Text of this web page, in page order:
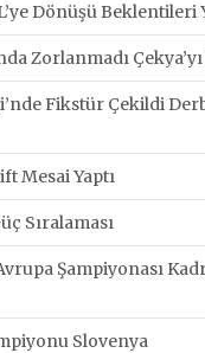
Dönüşü
Zorlanmadı
Fikstür Çekildi
Mesai Yaptı
Sıralaması
Şampiyonası
Slovenya